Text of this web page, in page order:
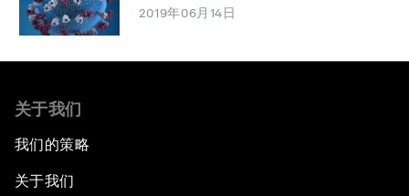
2019年06月14日
关于我们
我们的策略
关于我们